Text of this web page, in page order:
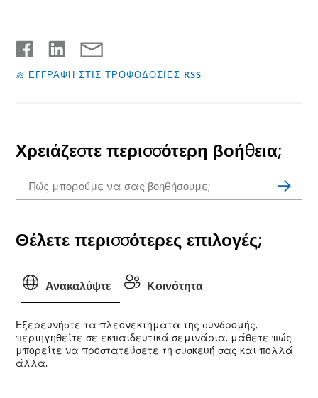
ΕΓΓΡΑΦΗ ΣΤΙΣ ΤΡΟΦΟΔΟΣΙΕΣ RSS
Χρειάζεστε περισσότερη βοήθεια;
Θέλετε περισσότερες επιλογές;
Ανακαλύψτε Κοινότητα
Εξερευνήστε τα πλεονεκτήματα της συνδρομής,
περιηγηθείτε σε εκπαιδευτικά σεμινάρια, μάθετε πώς
μπορείτε να προστατεύσετε τη συσκευή σας και πολλά
άλλα.